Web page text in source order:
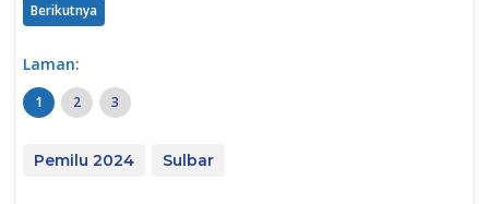
Berikutnya
Laman:
1 2 3
Pemilu 2024 Sulbar